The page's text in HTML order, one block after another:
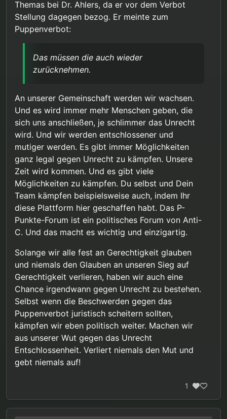
doch noch zum Guten wendet.
dazu bereit und in der Lage wären). Es wäre das
finale Zeichen, dass wir schutzlos dem Populismus
der Massen ausgeliefert sind, und jede noch so
vermeintlichen Kinderschutz gerechtfertigt und
umgesetzt werden kann.
Schikanen zu erwarten sind, denen wir schutz-
und hilflos ausgeliefert sind? Eigentlich bin ich
froh, dass noch kein Urteil in der Sache gefallen ist
nicht stellen brauchen, weil das BVerG zumindest
dem Gesetzgeber klare Grenzen setzt.
Themas bei Dr. Ahlers, da er vor dem Verbot
Stellung dagegen bezog. Er meinte zum
Puppenverbot:
Das müssen die auch wieder
zurücknehmen.
An unserer Gemeinschaft werden wir wachsen.
Und es wird immer mehr Menschen geben, die
sich uns anschließen, je schlimmer das Unrecht
wird. Und wir werden entschlossener und
mutiger werden. Es gibt immer Möglichkeiten
ganz legal gegen Unrecht zu kämpfen. Unsere
Zeit wird kommen. Und es gibt viele
Möglichkeiten zu kämpfen. Du selbst und Dein
Team kämpfen beispielsweise auch, indem Ihr
diese Plattform hier geschaffen habt. Das P-
Punkte-Forum ist ein politisches Forum von Anti-
C. Und das macht es wichtig und einzigartig.
Solange wir alle fest an Gerechtigkeit glauben
und niemals den Glauben an unseren Sieg auf
Gerechtigkeit verlieren, haben wir auch eine
Chance irgendwann gegen Unrecht zu bestehen.
Selbst wenn die Beschwerden gegen das
Puppenverbot juristisch scheitern sollten,
kämpfen wir eben politisch weiter. Machen wir
aus unserer Wut gegen das Unrecht
Entschlossenheit. Verliert niemals den Mut und
gebt niemals auf!
1